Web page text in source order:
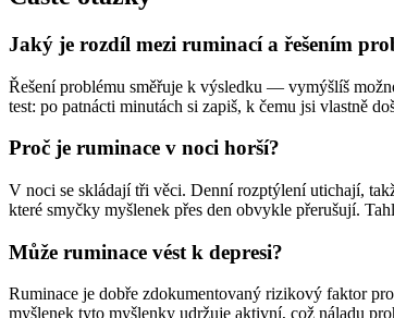
Jaký je rozdíl mezi ruminací a řešením
Řešení problému směřuje k výsledku — vymýšlíš
test: po patnácti minutách si zapiš, k čemu jsi vlastně
Proč je ruminace v noci horší?
V noci se skládají tři věci. Denní rozptýlení utichají,
které smyčky myšlenek přes den obvykle přerušují.
Může ruminace vést k depresi?
Ruminace je dobře zdokumentovaný rizikový faktor
myšlenek tyto myšlenky udržuje aktivní, což náladu